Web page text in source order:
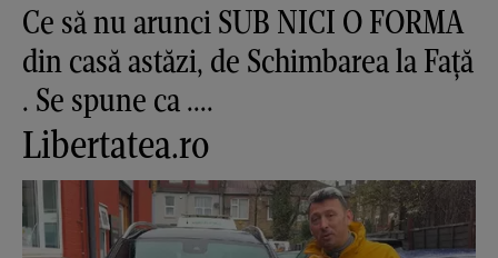
Ce să nu arunci SUB NICI O FORMA
din casă astăzi, de Schimbarea la Față
. Se spune ca ....
Libertatea.ro